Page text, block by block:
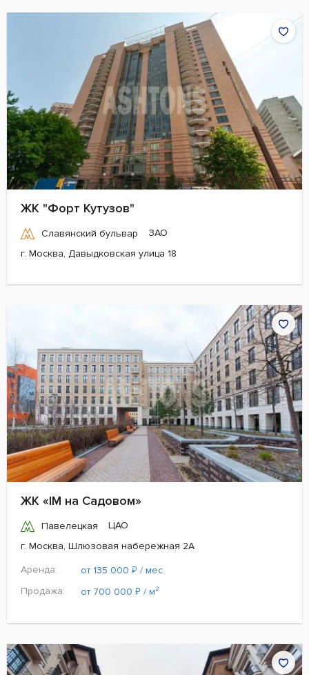
ЖК "Форт Кутузов"
Славянский бульвар
ЗАО
г. Москва, Давыдковская улица 18
ЖК «IM на Садовом»
Павелецкая
ЦАО
г. Москва, Шлюзовая набережная 2А
Аренда:
от 135 000 ₽ / мес.
Продажа:
от 700 000 ₽ / м²